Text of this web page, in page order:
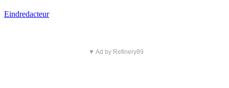
Eindredacteur
▼ Ad by Refinery89